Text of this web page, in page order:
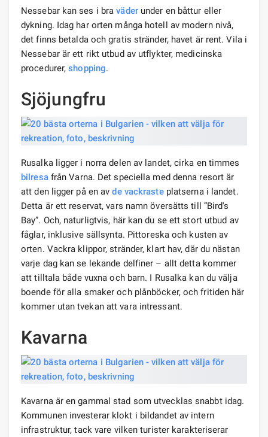
Nessebar kan ses i braväderunder en båttur eller
dykning. Idag har orten många hotell av modern nivå,
det finns betalda och gratis stränder, havet är rent. Vila i
Nessebar är ett rikt utbud av utflykter, medicinska
procedurer,shopping.
Sjöjungfru
Rusalka ligger i norra delen av landet, cirka en timmes
bilresafrån Varna. Det speciella med denna resort är
att den ligger på en avde vackrasteplatserna i landet.
Detta är ett reservat, vars namn översätts till ”Bird's
Bay”. Och, naturligtvis, här kan du se ett stort utbud av
fåglar, inklusive sällsynta. Pittoreska och kusten av
orten. Vackra klippor, stränder, klart hav, där du nästan
varje dag kan se lekande delfiner – allt detta kommer
att tilltala både vuxna och barn. I Rusalka kan du välja
boende för alla smaker och plånböcker, och fritiden här
kommer utan tvekan att vara intressant.
Kavarna
Kavarna är en gammal stad som utvecklas snabbt idag.
Kommunen investerar klokt i bildandet av intern
infrastruktur, tack vare vilken turister karakteriserar